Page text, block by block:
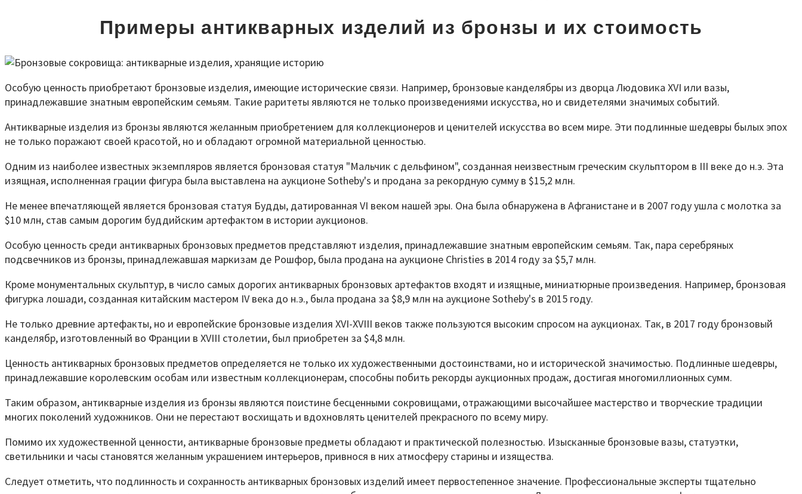
Примеры антикварных изделий из бронзы и их стоимость
Особую ценность приобретают бронзовые изделия, имеющие исторические связи. Например, бронзовые канделябры из дворца Людовика XVI или вазы,
принадлежавшие знатным европейским семьям. Такие раритеты являются не только произведениями искусства, но и свидетелями значимых событий.
Антикварные изделия из бронзы являются желанным приобретением для коллекционеров и ценителей искусства во всем мире. Эти подлинные шедевры былых эпох
не только поражают своей красотой, но и обладают огромной материальной ценностью.
Одним из наиболее известных экземпляров является бронзовая статуя "Мальчик с дельфином", созданная неизвестным греческим скульптором в III веке до н.э. Эта
изящная, исполненная грации фигура была выставлена на аукционе Sotheby's и продана за рекордную сумму в $15,2 млн.
Не менее впечатляющей является бронзовая статуя Будды, датированная VI веком нашей эры. Она была обнаружена в Афганистане и в 2007 году ушла с молотка за
$10 млн, став самым дорогим буддийским артефактом в истории аукционов.
Особую ценность среди антикварных бронзовых предметов представляют изделия, принадлежавшие знатным европейским семьям. Так, пара серебряных
подсвечников из бронзы, принадлежавшая маркизам де Рошфор, была продана на аукционе Christies в 2014 году за $5,7 млн.
Кроме монументальных скульптур, в число самых дорогих антикварных бронзовых артефактов входят и изящные, миниатюрные произведения. Например, бронзовая
фигурка лошади, созданная китайским мастером IV века до н.э., была продана за $8,9 млн на аукционе Sotheby's в 2015 году.
Не только древние артефакты, но и европейские бронзовые изделия XVI-XVIII веков также пользуются высоким спросом на аукционах. Так, в 2017 году бронзовый
канделябр, изготовленный во Франции в XVIII столетии, был приобретен за $4,8 млн.
Ценность антикварных бронзовых предметов определяется не только их художественными достоинствами, но и исторической значимостью. Подлинные шедевры,
принадлежавшие королевским особам или известным коллекционерам, способны побить рекорды аукционных продаж, достигая многомиллионных сумм.
Таким образом, антикварные изделия из бронзы являются поистине бесценными сокровищами, отражающими высочайшее мастерство и творческие традиции
многих поколений художников. Они не перестают восхищать и вдохновлять ценителей прекрасного по всему миру.
Помимо их художественной ценности, антикварные бронзовые предметы обладают и практической полезностью. Изысканные бронзовые вазы, статуэтки,
светильники и часы становятся желанным украшением интерьеров, привнося в них атмосферу старины и изящества.
Следует отметить, что подлинность и сохранность антикварных бронзовых изделий имеет первостепенное значение. Профессиональные эксперты тщательно